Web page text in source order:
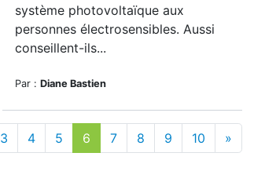
système photovoltaïque aux
personnes électrosensibles. Aussi
conseillent-ils...
Par : Diane Bastien
3 4 5 6 7 8 9 10 »